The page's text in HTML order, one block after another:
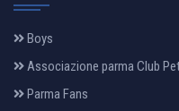
Boys
Associazione parma Club
Parma Fans